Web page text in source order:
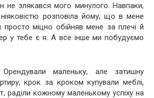
не злякався мого минулого. Навпаки,
розповіла йому, що в мене
просто міцно обійняв мене за плечі й
у тебе є я. А все інше ми побудуємо
маленьку, але затишну
крок за кроком купували меблі,
раділи кожному маленькому успіху на